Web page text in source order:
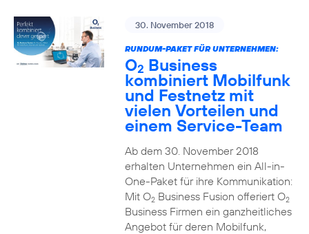
30. November 2018
RUNDUM-PAKET FÜR UNTERNEHMEN:
O2 Business
kombiniert Mobilfunk
und Festnetz mit
vielen Vorteilen und
einem Service-Team
Ab dem 30. November 2018
erhalten Unternehmen ein All-in-
One-Paket für ihre Kommunikation:
Mit O2Business Fusion offeriert O2
Business Firmen ein ganzheitliches
Angebot für deren Mobilfunk,